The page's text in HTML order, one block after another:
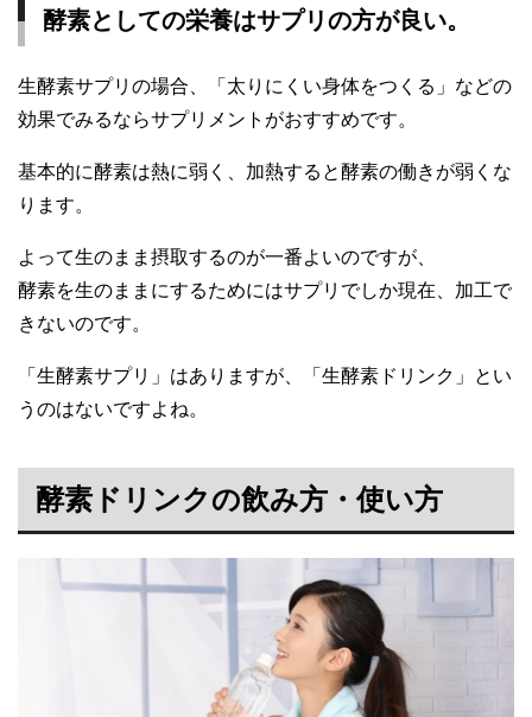
酵素としての栄養はサプリの方が良い。
生酵素サプリの場合、「太りにくい身体をつくる」などの
効果でみるならサプリメントがおすすめです。
基本的に酵素は熱に弱く、加熱すると酵素の働きが弱くな
ります。
よって生のまま摂取するのが一番よいのですが、
酵素を生のままにするためにはサプリでしか現在、加工で
きないのです。
「生酵素サプリ」はありますが、「生酵素ドリンク」とい
うのはないですよね。
酵素ドリンクの飲み方・使い方